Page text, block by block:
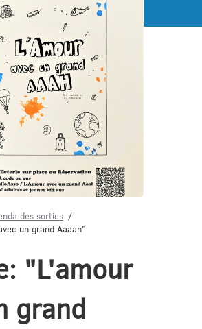
Menu
des sorties
un grand Aaaah"
"L'amour
grand